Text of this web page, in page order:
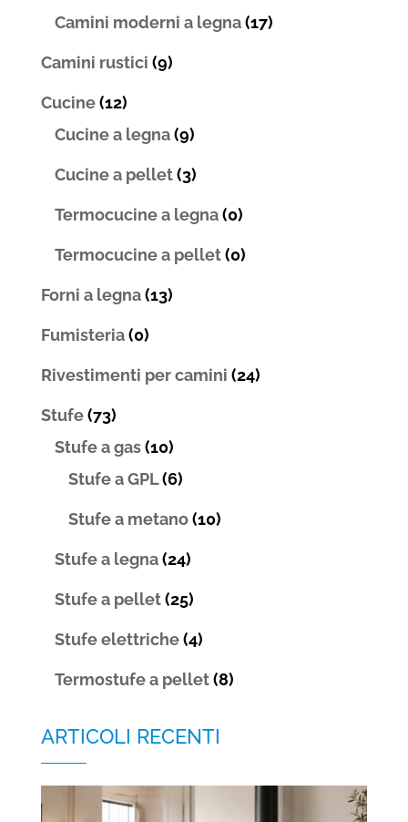
Camini moderni a legna (17)
Camini rustici (9)
Cucine (12)
Cucine a legna (9)
Cucine a pellet (3)
Termocucine a legna (0)
Termocucine a pellet (0)
Forni a legna (13)
Fumisteria (0)
Rivestimenti per camini (24)
Stufe (73)
Stufe a gas (10)
Stufe a GPL (6)
Stufe a metano (10)
Stufe a legna (24)
Stufe a pellet (25)
Stufe elettriche (4)
Termostufe a pellet (8)
ARTICOLI RECENTI